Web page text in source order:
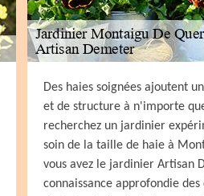
Des haies soignées ajoutent
et de structure à n'importe
recherchez un jardinier
soin de la taille de haie à
vous avez le jardinier Artisan
connaissance approfondie